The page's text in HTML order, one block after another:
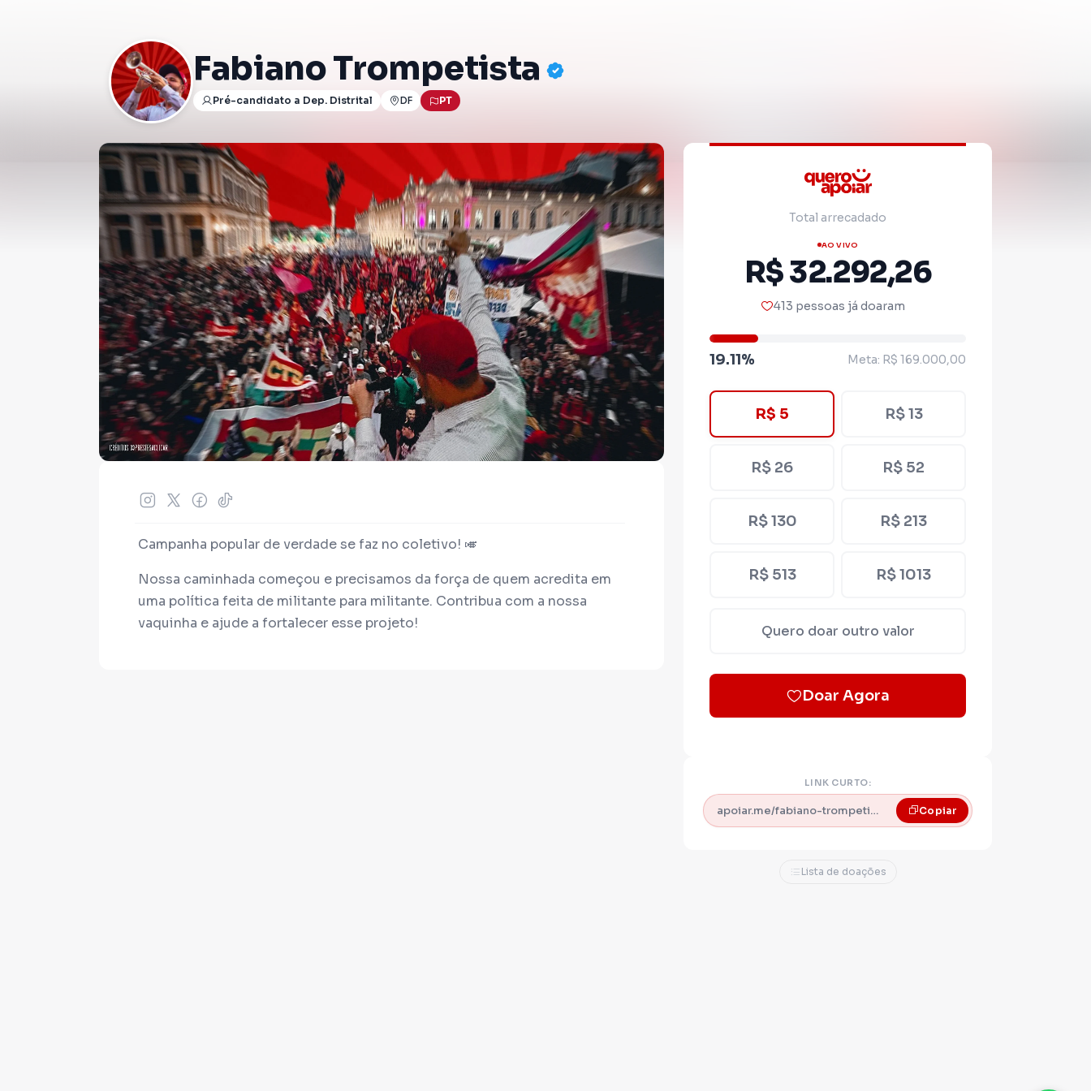
Fabiano Trompetista
Pré-candidato a Dep. Distrital DF PT
Campanha popular de verdade se faz no coletivo! 🎺
Nossa caminhada começou e precisamos da força de quem acredita em
uma política feita de militante para militante. Contribua com a nossa
vaquinha e ajude a fortalecer esse projeto!
Total arrecadado
AO VIVO
R$ 32.292,26
413 pessoas já doaram
19.11% Meta: R$ 169.000,00
R$ 5 R$ 13
R$ 26 R$ 52
R$ 130 R$ 213
R$ 513 R$ 1013
Quero doar outro valor
Doar Agora
LINK CURTO:
apoiar.me/fabiano-trompetista Copiar
Lista de doações